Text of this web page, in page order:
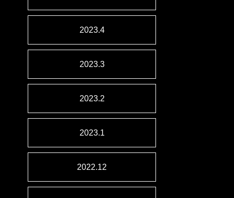
2023.4
2023.3
2023.2
2023.1
2022.12